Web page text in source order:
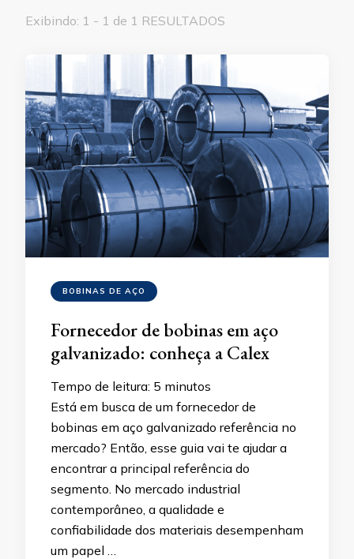
Exibindo: 1 - 1 de 1 RESULTADOS
BOBINAS DE AÇO
Fornecedor de bobinas em aço
galvanizado: conheça a Calex
Tempo de leitura: 5 minutos
Está em busca de um fornecedor de
bobinas em aço galvanizado referência no
mercado? Então, esse guia vai te ajudar a
encontrar a principal referência do
segmento. No mercado industrial
contemporâneo, a qualidade e
confiabilidade dos materiais desempenham
um papel …